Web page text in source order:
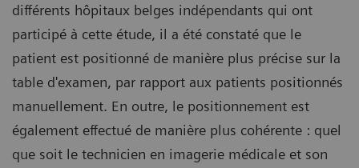
différents hôpitaux belges indépendants qui ont
participé à cette étude, il a été constaté que le
patient est positionné de manière plus précise sur la
table d'examen, par rapport aux patients positionnés
manuellement. En outre, le positionnement est
également effectué de manière plus cohérente : quel
que soit le technicien en imagerie médicale et son